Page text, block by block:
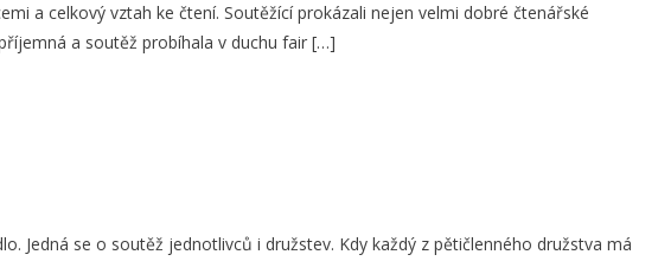
a celkový vztah ke čtení. Soutěžící prokázali nejen velmi dobré čtenářské
a soutěž probíhala v duchu fair […]
Jedná se o soutěž jednotlivců i družstev. Kdy každý z pětičlenného družstva má